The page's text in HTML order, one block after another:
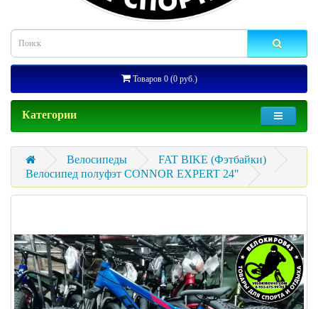
Товаров 0 (0 руб.)
Категории
Велосипеды
FAT BIKE (Фэтбайки)
Велосипед полуфэт CONNOR EXPERT 24"